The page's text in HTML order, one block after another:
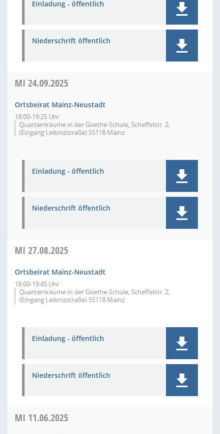
Einladung - öffentlich
Niederschrift öffentlich
MI 24.09.2025
Ortsbeirat Mainz-Neustadt
18:00-19:25 Uhr
Quartiersräume in der Goethe-Schule, Scheffelstr. 2,
(Eingang Leibnizstraße) 55118 Mainz
Einladung - öffentlich
Niederschrift öffentlich
MI 27.08.2025
Ortsbeirat Mainz-Neustadt
18:00-19:45 Uhr
Quartiersräume in der Goethe-Schule, Scheffelstr. 2,
(Eingang Leibnizstraße) 55118 Mainz
Einladung - öffentlich
Niederschrift öffentlich
MI 11.06.2025